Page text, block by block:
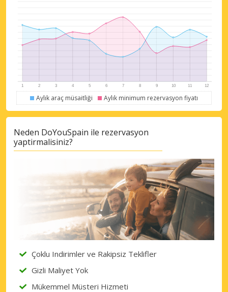
eLink ile giriş yap
Aylık araç müsaitliği Aylık minimum rezervasyon fiyatı
Neden DoYouSpain ile rezervasyon
yaptirmalisiniz?
Çoklu Indirimler ve Rakipsiz Teklifler
Gizli Maliyet Yok
Mükemmel Müsteri Hizmeti